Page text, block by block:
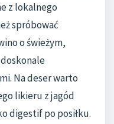
z lokalnego
spróbować
o świeżym,
Na deser warto
likieru z jagód
digestif po posiłku.